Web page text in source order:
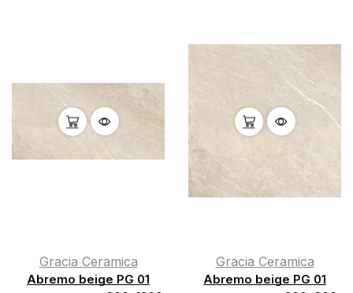
Gracia Ceramica
Abremo beige PG 01
Gracia Ceramica
Abremo beige PG 01